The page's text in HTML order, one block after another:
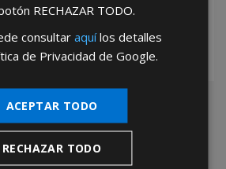
RECHAZAR TODO.
consultaraquílos detalles
de Privacidad de Google.
ACEPTAR TODO
RECHAZAR TODO